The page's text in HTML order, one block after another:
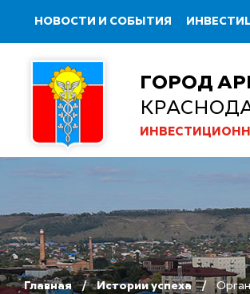
НОВОСТИ И СОБЫТИЯ
ГОРОД
Главная Истории успеха